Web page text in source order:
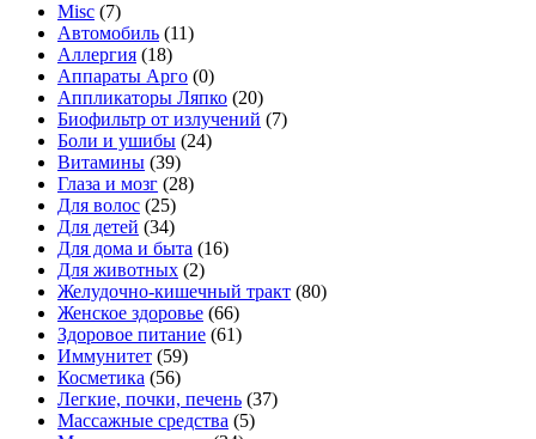
Misc (7)
Автомобиль (11)
Аллергия (18)
Аппараты Арго (0)
Аппликаторы Ляпко (20)
Биофильтр от излучений (7)
Боли и ушибы (24)
Витамины (39)
Глаза и мозг (28)
Для волос (25)
Для детей (34)
Для дома и быта (16)
Для животных (2)
Желудочно-кишечный тракт (80)
Женское здоровье (66)
Здоровое питание (61)
Иммунитет (59)
Косметика (56)
Легкие, почки, печень (37)
Массажные средства (5)